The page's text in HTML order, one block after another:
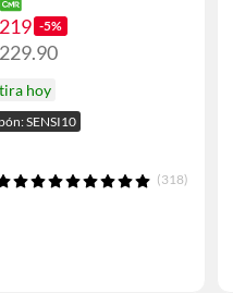
-5%
hoy
SENSI10
(318)